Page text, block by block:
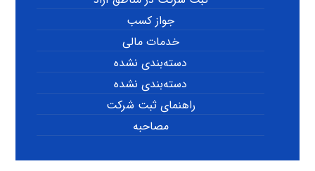
جواز کسب
خدمات مالی
دسته‌بندی نشده
دسته‌بندی نشده
راهنمای ثبت شرکت
مصاحبه